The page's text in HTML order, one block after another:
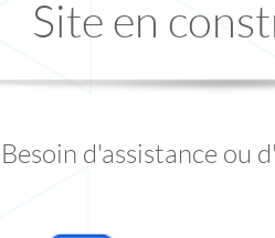
Site en
Besoin d'assistance ou